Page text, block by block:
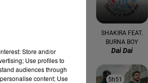
SHAKIRA FEAT.
BURNA BOY
Dai Dai
5h55
5h55 5h51
5h51
Store and/or
Use profiles to
audiences through
content; Use